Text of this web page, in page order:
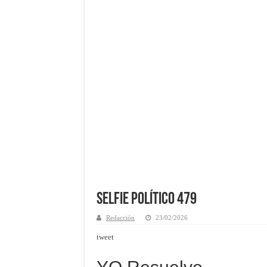
Selfie Político 479
Redacción 23/02/2026
tweet